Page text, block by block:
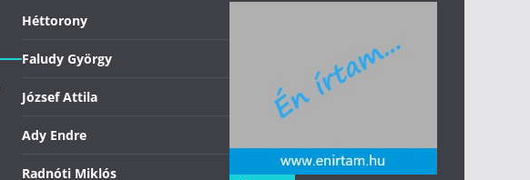
Héttorony
Faludy György
József Attila
Ady Endre
Radnóti Miklós